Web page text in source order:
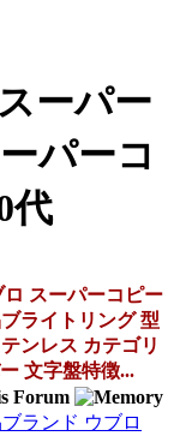
ーパー
パーコ
代
スーパーコピー
ライトリング 型
ンレス カテゴリ
文字盤特徴...
ランド ウブロ